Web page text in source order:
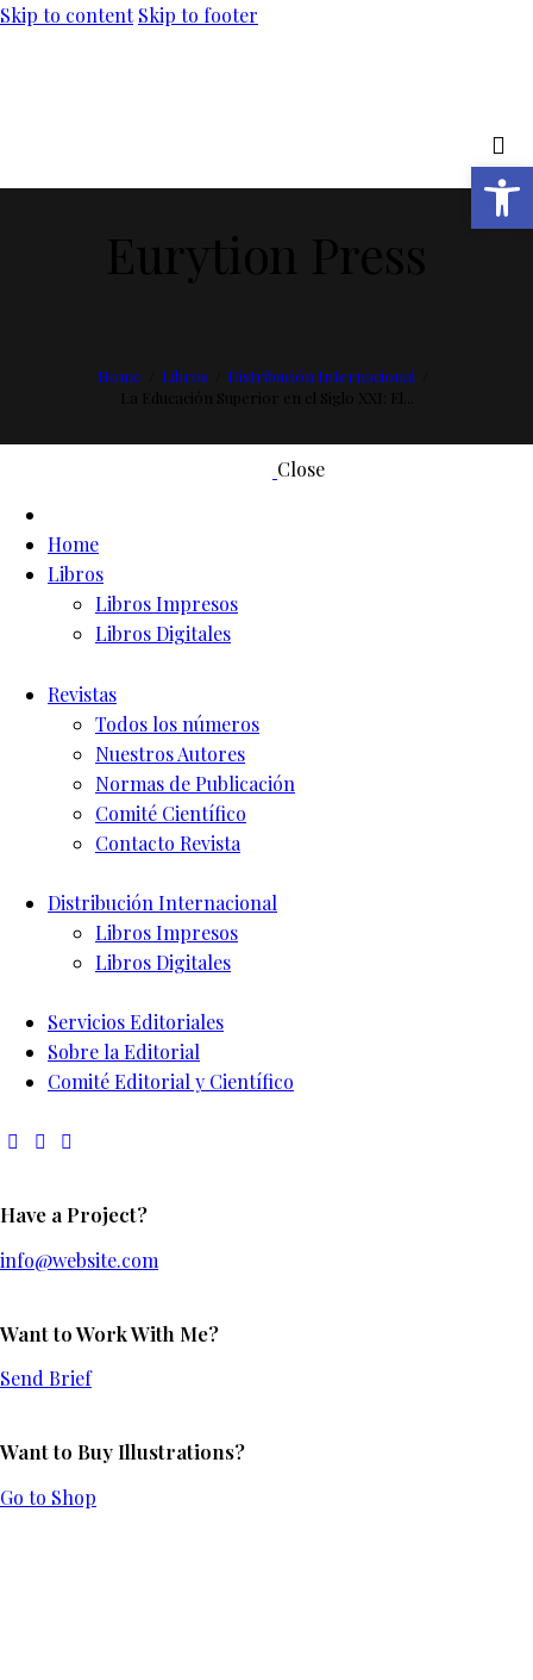
Skip to content Skip to footer
Home Libros
Distribución Internacional
Close
Home
Libros
Libros Impresos
Libros Digitales
Revistas
Todos los números
Nuestros Autores
Normas de Publicación
Comité Científico
Contacto Revista
Distribución Internacional
Libros Impresos
Libros Digitales
Servicios Editoriales
Sobre la Editorial
Comité Editorial y Científico
Have a Project?
info@website.com
Want to Work With Me?
Send Brief
Want to Buy Illustrations?
Go to Shop
Abrir barra de herramientas